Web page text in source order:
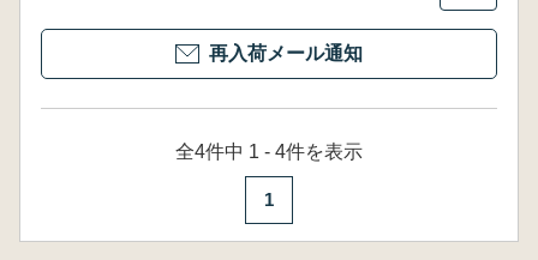
再入荷メール通知
全4件中 1 - 4件を表示
1